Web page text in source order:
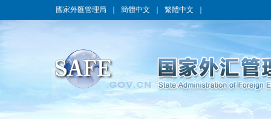
國家外匯管理局 簡體中文 繁體中文